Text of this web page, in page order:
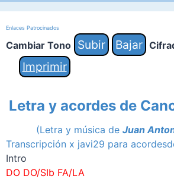
Enlaces Patrocinados
Cambiar Tono Subir Bajar
Imprimir
Letra y acordes de
(Letra y música de Juan
Transcripción x javi29 para
Intro
DO DO/SIb FA/LA